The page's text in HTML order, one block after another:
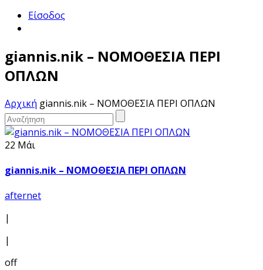
Είσοδος
giannis.nik – ΝΟΜΟΘΕΣΙΑ ΠΕΡΙ
ΟΠΛΩΝ
Αρχική giannis.nik – ΝΟΜΟΘΕΣΙΑ ΠΕΡΙ ΟΠΛΩΝ
22 Μάι
giannis.nik – ΝΟΜΟΘΕΣΙΑ ΠΕΡΙ ΟΠΛΩΝ
afternet
|
|
off